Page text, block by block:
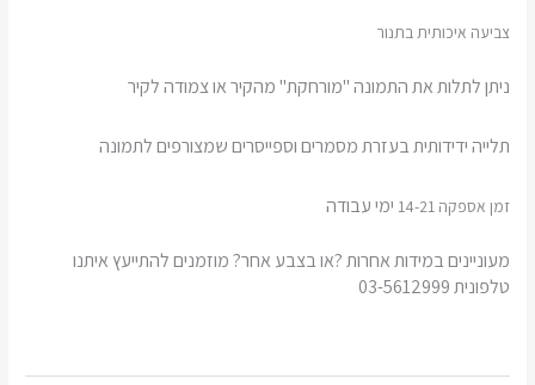
צביעה איכותית בתנור
ניתן לתלות את התמונה "מורחקת" מהקיר או צמודה לקיר
תלייה ידידותית בעזרת מסמרים וספייסרים שמצורפים לתמונה
זמן אספקה 14-21 ימי עבודה
מעוניינים במידות אחרות ?או בצבע אחר? מוזמנים להתייעץ איתנו
טלפונית 03-5612999